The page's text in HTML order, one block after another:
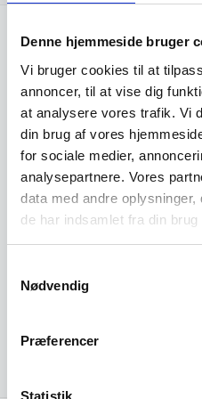
Denne hjemmeside bruger
Vi bruger cookies til at
annoncer, til at vise dig
at analysere vores trafik. Vi
din brug af vores
for sociale medier,
analysepartnere. Vores
data med andre
de har indsamlet fra din
Nødvendig
Præferencer
Statistik